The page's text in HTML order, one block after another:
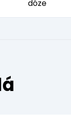
dóze